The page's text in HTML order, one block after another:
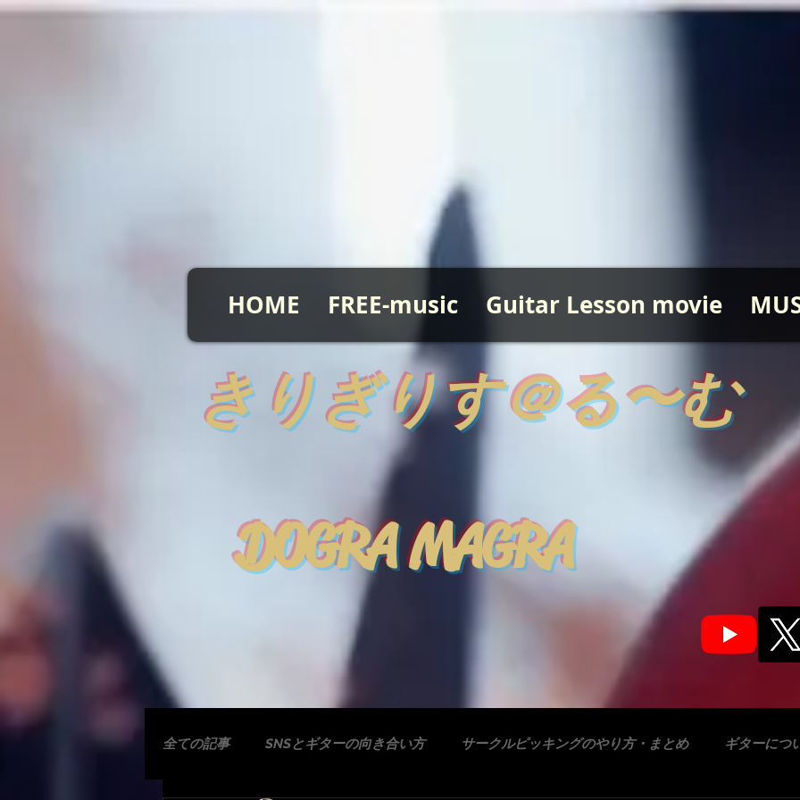
HOME FREE-music Guitar Lesson movie
全ての記事 SNSとギターの向き合い方 サークルピッキングのやり方・まとめ ギターにつ
きりぎりす＠る〜む
DOGRA MAGRA